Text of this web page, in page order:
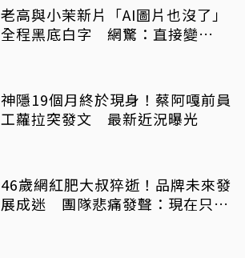
老高與小茉新片「AI圖片也沒了」
全程黑底白字 網驚：直接變
神隱19個月終於現身！蔡阿嘎前員
工蘿拉突發文 最新近況曝光
46歲網紅肥大叔猝逝！品牌未來發
展成迷 團隊悲痛發聲：現在只想